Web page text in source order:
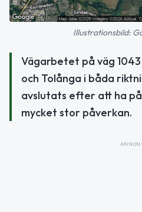
Illustrationsbild:
Vägarbetet på väg
och Tolånga i båda
avslutats efter att ha
mycket stor påverkan.